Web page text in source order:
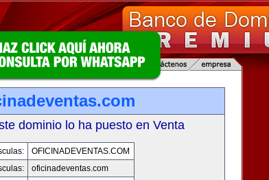
dominio lo ha puesto en Venta
OFICINADEVENTAS.COM
oficinadeventas.com